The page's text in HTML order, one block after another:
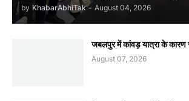
by KhabarAbhiTak - August 04, 2026
जबलपुर में कांवड़ यात्रा के
August 07, 2026